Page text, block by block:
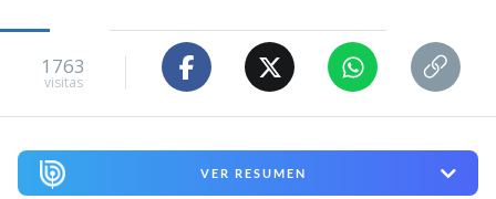
1763
visitas
VER RESUMEN